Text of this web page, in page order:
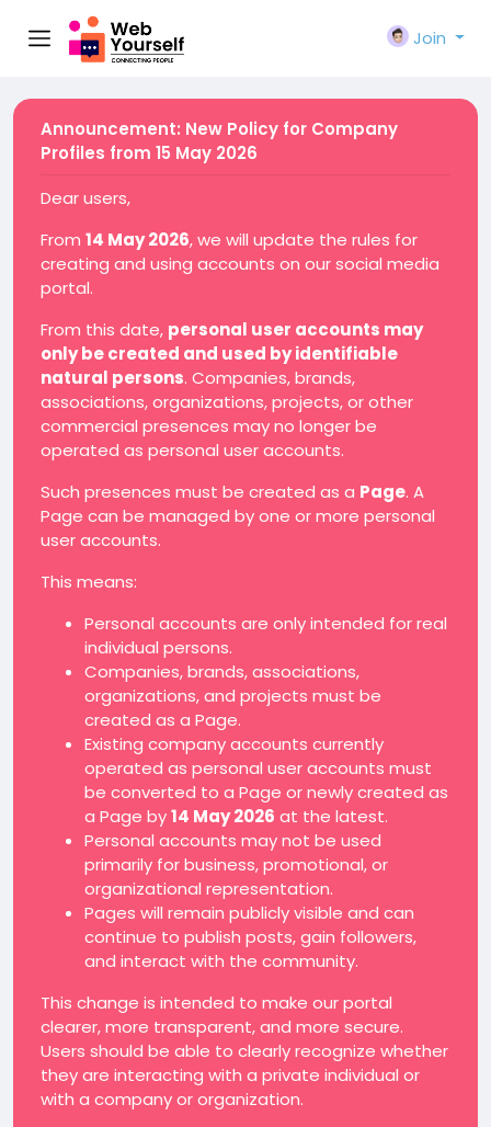
Join
Announcement: New Policy for Company
Profiles from 15 May 2026
Dear users,
From 14 May 2026, we will update the rules for
creating and using accounts on our social media
portal.
From this date, personal user accounts may
only be created and used by identifiable
natural persons. Companies, brands,
associations, organizations, projects, or other
commercial presences may no longer be
operated as personal user accounts.
Such presences must be created as a Page. A
Page can be managed by one or more personal
user accounts.
This means:
Personal accounts are only intended for real
individual persons.
Companies, brands, associations,
organizations, and projects must be
created as a Page.
Existing company accounts currently
operated as personal user accounts must
be converted to a Page or newly created as
a Page by14 May 2026 at the latest.
Personal accounts may not be used
primarily for business, promotional, or
organizational representation.
Pages will remain publicly visible and can
continue to publish posts, gain followers,
and interact with the community.
This change is intended to make our portal
clearer, more transparent, and more secure.
Users should be able to clearly recognize whether
they are interacting with a private individual or
with a company or organization.